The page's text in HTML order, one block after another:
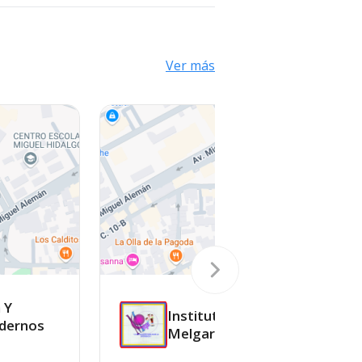
Ver más
Instituto
Melgar